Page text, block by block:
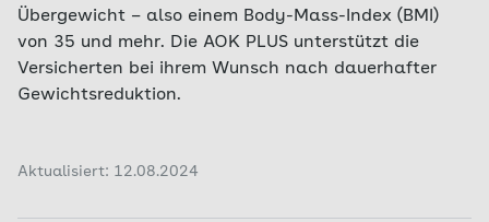
Übergewicht – also einem Body-Mass-Index (BMI)
von 35 und mehr. Die AOK PLUS unterstützt die
Versicherten bei ihrem Wunsch nach dauerhafter
Gewichtsreduktion.
Aktualisiert: 12.08.2024